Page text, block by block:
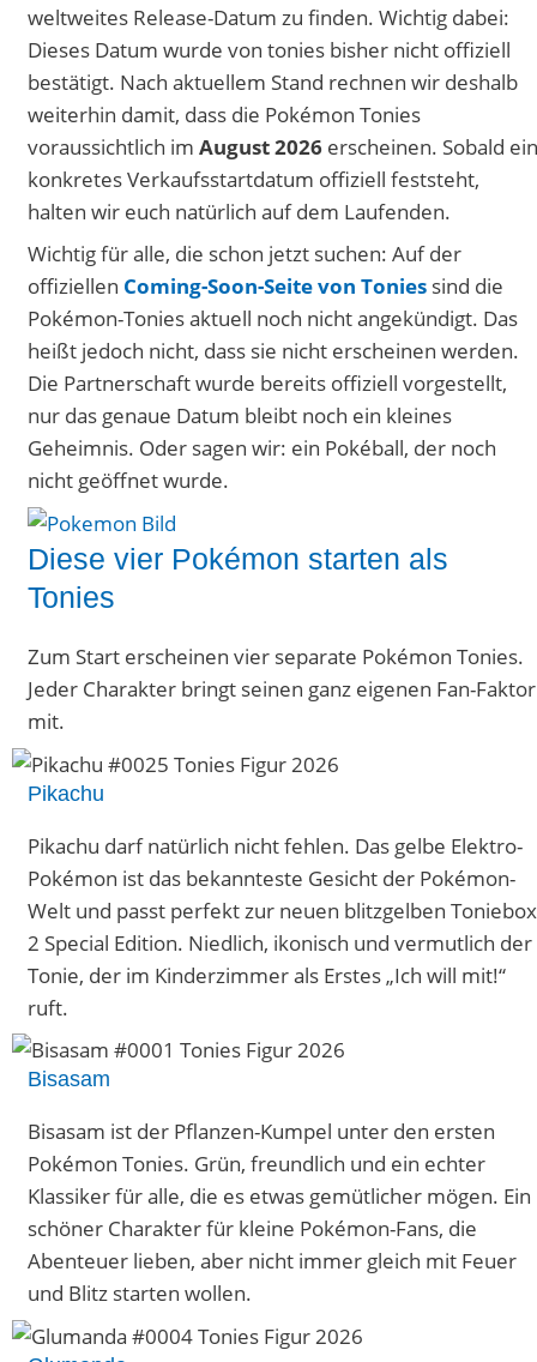
weltweites Release-Datum zu finden. Wichtig dabei:
Dieses Datum wurde von tonies bisher nicht offiziell
bestätigt. Nach aktuellem Stand rechnen wir deshalb
weiterhin damit, dass die Pokémon Tonies
voraussichtlich im August 2026erscheinen. Sobald ein
konkretes Verkaufsstartdatum offiziell feststeht,
halten wir euch natürlich auf dem Laufenden.
Wichtig für alle, die schon jetzt suchen: Auf der
offiziellen Coming-Soon-Seite von Toniessind die
Pokémon-Tonies aktuell noch nicht angekündigt. Das
heißt jedoch nicht, dass sie nicht erscheinen werden.
Die Partnerschaft wurde bereits offiziell vorgestellt,
nur das genaue Datum bleibt noch ein kleines
Geheimnis. Oder sagen wir: ein Pokéball, der noch
nicht geöffnet wurde.
Diese vier Pokémon starten als
Tonies
Zum Start erscheinen vier separate Pokémon Tonies.
Jeder Charakter bringt seinen ganz eigenen Fan-Faktor
mit.
Pikachu
Pikachu darf natürlich nicht fehlen. Das gelbe Elektro-
Pokémon ist das bekannteste Gesicht der Pokémon-
Welt und passt perfekt zur neuen blitzgelben Toniebox
2 Special Edition. Niedlich, ikonisch und vermutlich der
Tonie, der im Kinderzimmer als Erstes „Ich will mit!“
ruft.
Bisasam
Bisasam ist der Pflanzen-Kumpel unter den ersten
Pokémon Tonies. Grün, freundlich und ein echter
Klassiker für alle, die es etwas gemütlicher mögen. Ein
schöner Charakter für kleine Pokémon-Fans, die
Abenteuer lieben, aber nicht immer gleich mit Feuer
und Blitz starten wollen.